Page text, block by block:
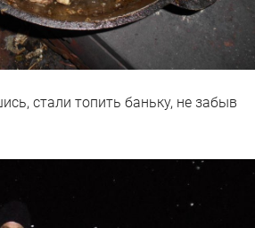
стали топить баньку, не забыв